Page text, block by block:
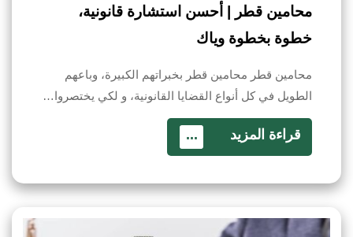
محامين قطر | أحسن استشارة قانونية،
خطوة بخطوة وياك
محامين قطر محامين قطر بخبراتهم الكبيرة، وباعهم
الطويل في كل أنواع القضايا القانونية، و لكي يختصروا…
قراءة المزيد ...